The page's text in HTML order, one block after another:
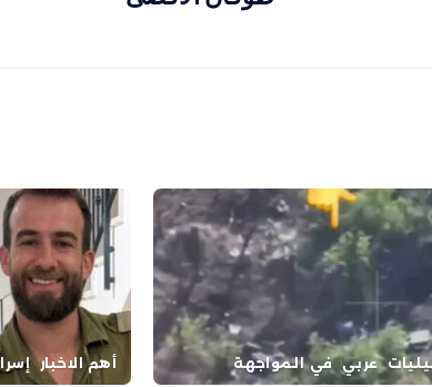
عربي في المواجهة أهم الاخبار